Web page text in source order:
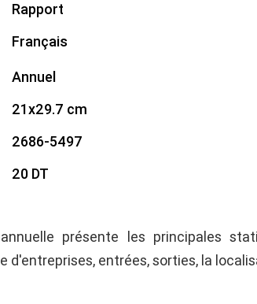
Rapport
Français
Annuel
21x29.7 cm
2686-5497
20 DT
présente les principales
d'entreprises, entrées, sorties, la